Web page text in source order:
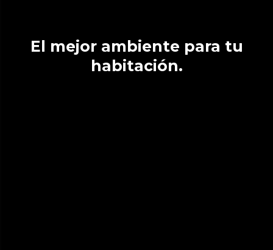
El mejor ambiente para tu
habitación.